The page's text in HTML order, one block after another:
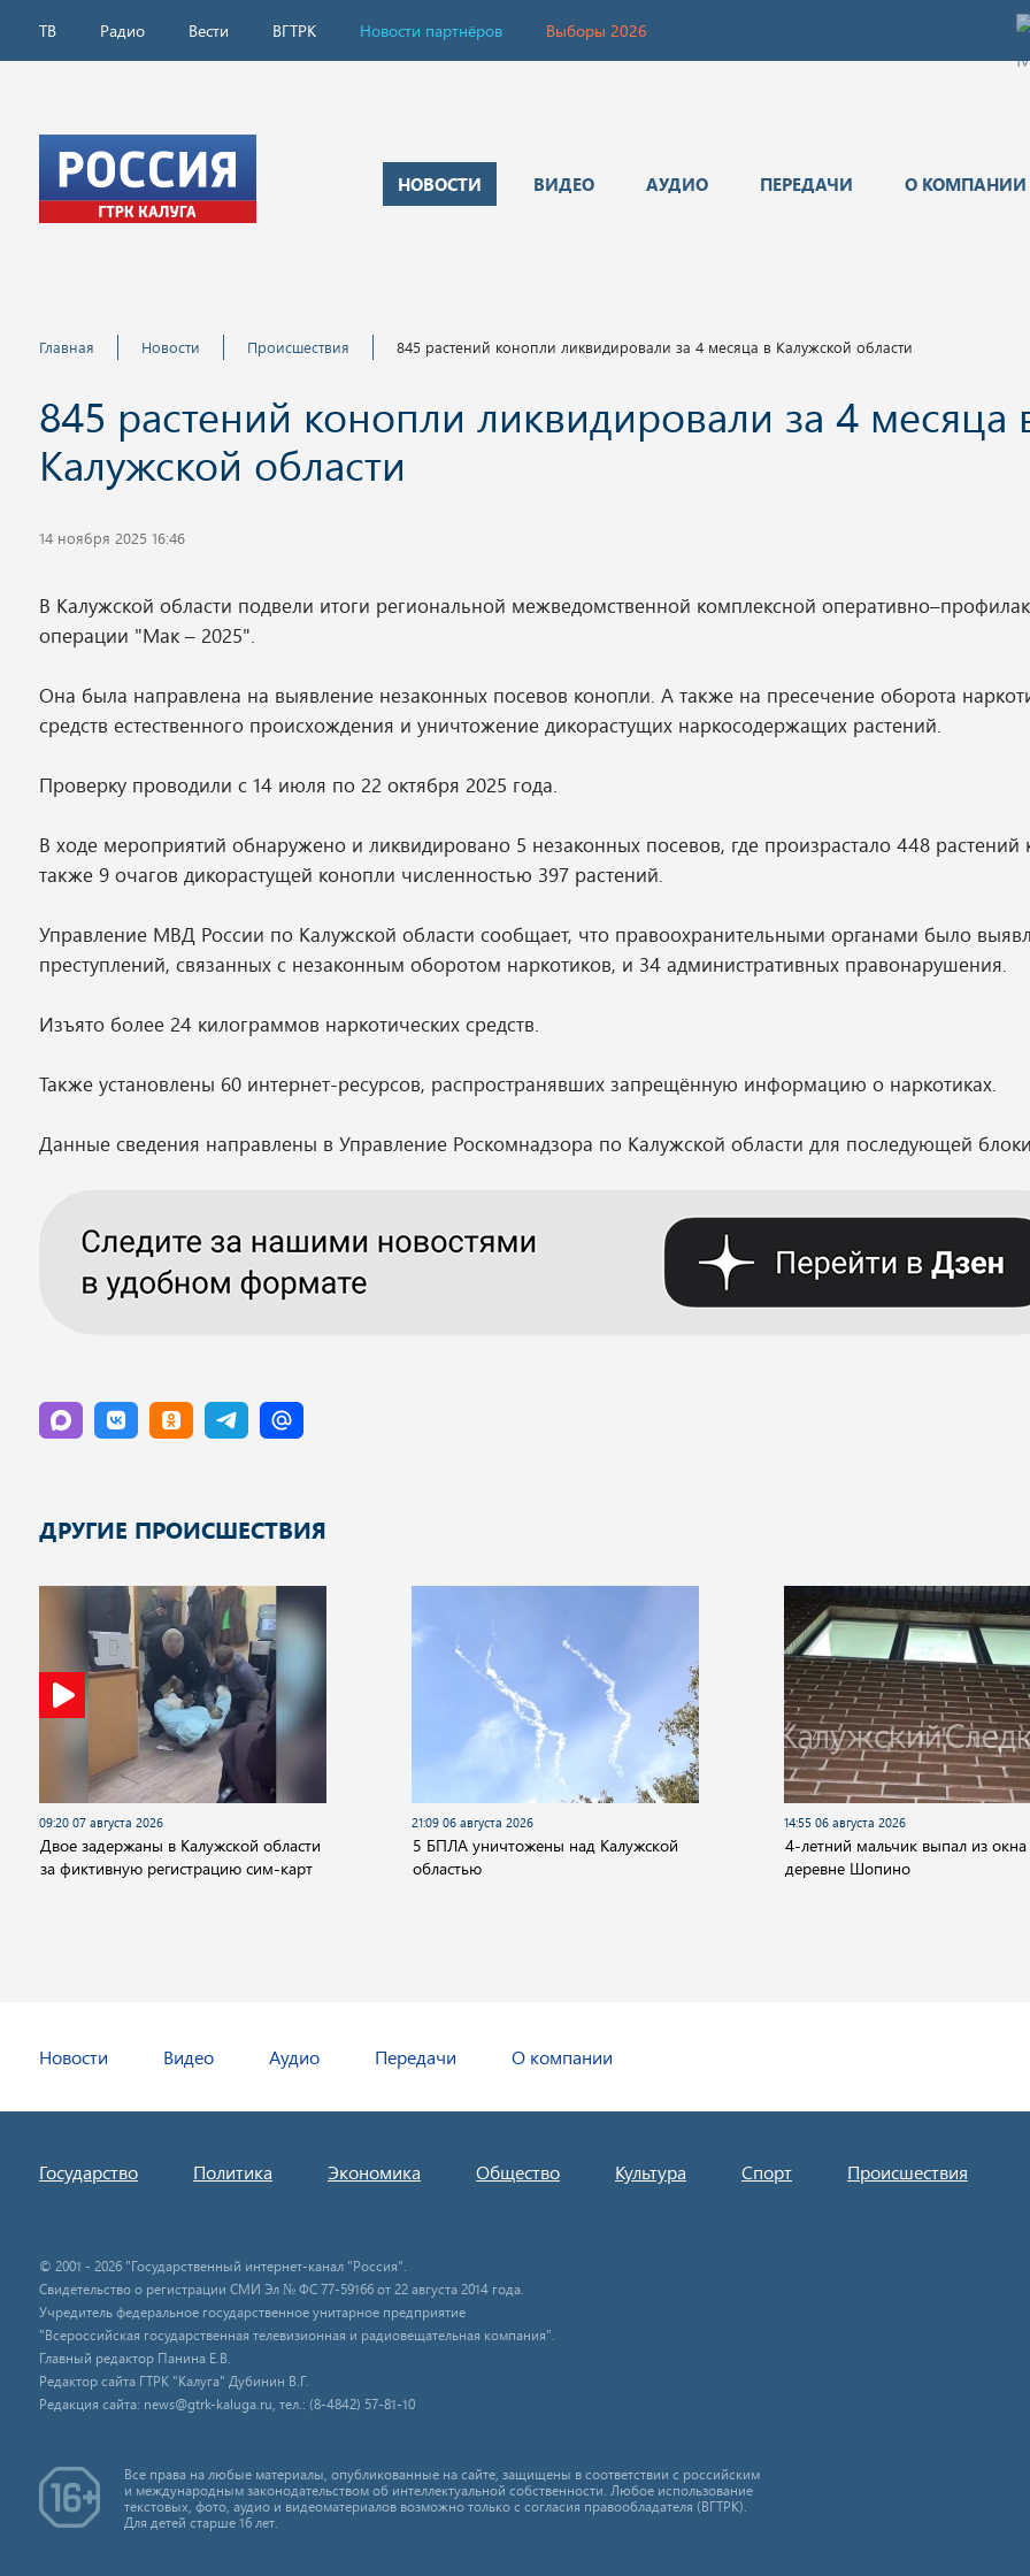
ТВ Радио Вести ВГТРК Новости партнёров Выборы 2026
НОВОСТИ ВИДЕО АУДИО ПЕРЕДАЧИ О КОМПАНИИ
Главная Новости Происшествия 845 растений конопли ликвидировали за 4 месяца в Калужской области
845 растений конопли ликвидировали за 4 месяца
Калужской области
14 ноября 2025 16:46
В Калужской области подвели итоги региональной межведомственной комплексной
операции "Мак – 2025".
Она была направлена на выявление незаконных посевов конопли. А также на пресечение оборота
средств естественного происхождения и уничтожение дикорастущих наркосодержащих растений.
Проверку проводили с 14 июля по 22 октября 2025 года.
В ходе мероприятий обнаружено и ликвидировано 5 незаконных посевов, где произрастало 448 растений
также 9 очагов дикорастущей конопли численностью 397 растений.
Управление МВД России по Калужской области сообщает, что правоохранительными органами было
преступлений, связанных с незаконным оборотом наркотиков, и 34 административных правонарушения.
Изъято более 24 килограммов наркотических средств.
Также установлены 60 интернет-ресурсов, распространявших запрещённую информацию о наркотиках.
Данные сведения направлены в Управление Роскомнадзора по Калужской области для последующей
ДРУГИЕ ПРОИСШЕСТВИЯ
09:20 07 августа 2026
Двое задержаны в Калужской области
за фиктивную регистрацию сим-карт
21:09 06 августа 2026
5 БПЛА уничтожены над Калужской
областью
14:55 06 августа 2026
4-летний мальчик выпал из окна
деревне Шопино
Новости Видео Аудио Передачи О компании
Государство Политика Экономика Общество Культура Спорт Происшествия
© 2001 - 2026 "Государственный интернет-канал "Россия".
Свидетельство о регистрации СМИ Эл № ФС 77-59166 от 22 августа 2014 года.
Учредитель федеральное государственное унитарное предприятие
"Всероссийская государственная телевизионная и радиовещательная компания".
Главный редактор Панина Е.В.
Редактор сайта ГТРК "Калуга" Дубинин В.Г.
Редакция сайта: news@gtrk-kaluga.ru, тел.: (8-4842) 57-81-10
Все права на любые материалы, опубликованные на сайте, защищены в соответствии с российским
и международным законодательством об интеллектуальной собственности. Любое использование
текстовых, фото, аудио и видеоматериалов возможно только с согласия правообладателя (ВГТРК).
Для детей старше 16 лет.